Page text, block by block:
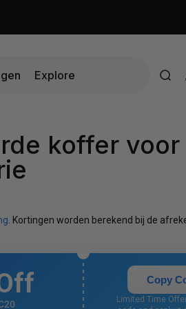
Explore
Community
koffer voor
. Kortingen worden berekend bij de
Copy
Limited Time